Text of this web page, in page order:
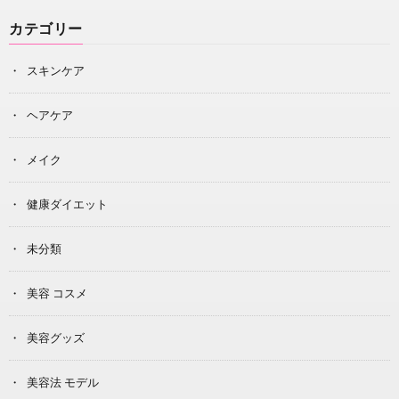
カテゴリー
スキンケア
ヘアケア
メイク
健康ダイエット
未分類
美容 コスメ
美容グッズ
美容法 モデル